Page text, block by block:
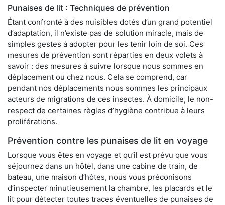
Punaises de lit : Techniques de prévention
Étant confronté à des nuisibles dotés d’un grand potentiel
d’adaptation, il n’existe pas de solution miracle, mais de
simples gestes à adopter pour les tenir loin de soi. Ces
mesures de prévention sont réparties en deux volets à
savoir : des mesures à suivre lorsque nous sommes en
déplacement ou chez nous. Cela se comprend, car
pendant nos déplacements nous sommes les principaux
acteurs de migrations de ces insectes. À domicile, le non-
respect de certaines règles d’hygiène contribue à leurs
proliférations.
Prévention contre les punaises de lit en voyage
Lorsque vous êtes en voyage et qu’il est prévu que vous
séjournez dans un hôtel, dans une cabine de train, de
bateau, une maison d’hôtes, nous vous préconisons
d’inspecter minutieusement la chambre, les placards et le
lit pour détecter toutes traces éventuelles de punaises de